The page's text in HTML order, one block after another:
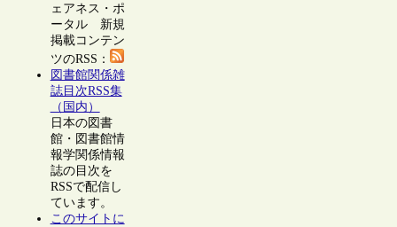
ェアネス・ポ
ータル 新規
掲載コンテン
ツのRSS：
図書館関係雑
誌目次RSS集
（国内）
日本の図書
館・図書館情
報学関係情報
誌の目次を
RSSで配信し
ています。
このサイトに